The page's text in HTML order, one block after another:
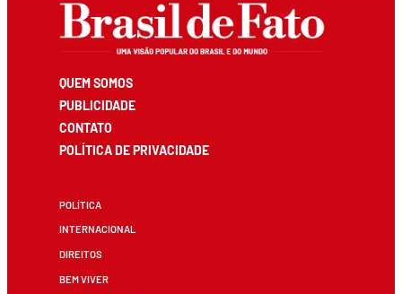
QUEM SOMOS
PUBLICIDADE
CONTATO
POLÍTICA DE PRIVACIDADE
POLÍTICA
INTERNACIONAL
DIREITOS
BEM VIVER